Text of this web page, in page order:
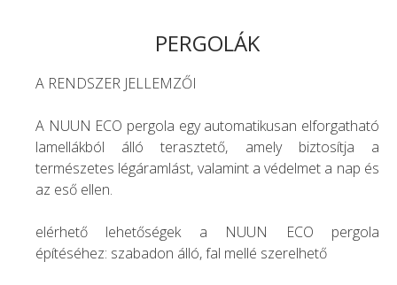
PERGOLÁK
A RENDSZER JELLEMZŐI
A NUUN ECO pergola egy automatikusan elforgatható
lamellákból álló terasztető, amely biztosítja a
természetes légáramlást, valamint a védelmet a nap és
az eső ellen.
elérhető lehetőségek a NUUN ECO pergola
építéséhez: szabadon álló, fal mellé szerelhető